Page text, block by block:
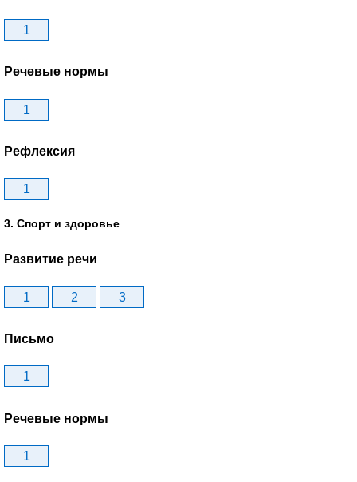
1
Речевые нормы
1
Рефлексия
1
3. Спорт и здоровье
Развитие речи
1 2 3
Письмо
1
Речевые нормы
1